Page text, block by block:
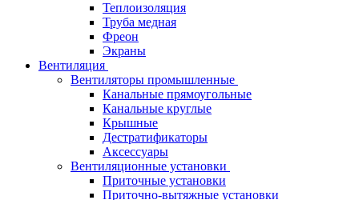
Теплоизоляция
Труба медная
Фреон
Экраны
Вентиляция
Вентиляторы промышленные
Канальные прямоугольные
Канальные круглые
Крышные
Дестратификаторы
Аксессуары
Вентиляционные установки
Приточные установки
Приточно-вытяжные установки